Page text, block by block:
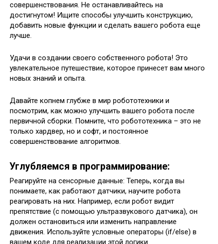
совершенствования. Не останавливайтесь на
достигнутом! Ищите способы улучшить конструкцию,
добавить новые функции и сделать вашего робота еще
лучше.
Удачи в создании своего собственного робота! Это
увлекательное путешествие, которое принесет вам много
новых знаний и опыта.
Давайте копнем глубже в мир робототехники и
посмотрим, как можно улучшить вашего робота после
первичной сборки. Помните, что робототехника – это не
только хардвер, но и софт, и постоянное
совершенствование алгоритмов.
Углубляемся в программирование:
Реагируйте на сенсорные данные: Теперь, когда вы
понимаете, как работают датчики, научите робота
реагировать на них. Например, если робот видит
препятствие (с помощью ультразвукового датчика), он
должен остановиться или изменить направление
движения. Используйте условные операторы (if/else) в
вашем коде для реализации этой логики.